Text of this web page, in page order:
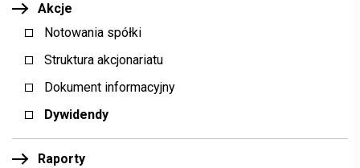
Akcje
Notowania spółki
Struktura akcjonariatu
Dokument informacyjny
Dywidendy
Raporty